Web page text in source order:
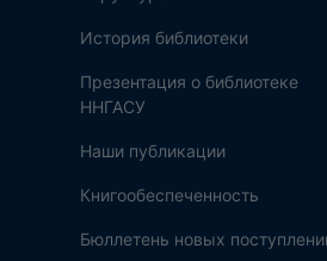
История библиотеки
Презентация о библиотеке
ННГАСУ
Наши публикации
Книгообеспеченность
Бюллетень новых